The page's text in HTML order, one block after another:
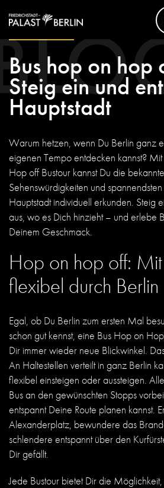
Bus hop on hop
Steig ein und
Hauptstadt
Warum hetzen, wenn Du Berlin ganz
eigenen Tempo entdecken kannst?
Hop off Bustour kannst Du die
Sehenswürdigkeiten und
Hauptstadt individuell erkunden. Steig
aus, wo es Dich hinzieht – und erlebe
Deinem Geschmack.
Hop on hop off:
flexibel durch Berlin
Egal, ob Du Berlin zum ersten Mal
schon gut kennst, eine Bus Hop on
Dir immer wieder neue Blickwinkel.
An Haltestellen verteilt in ganz Berlin
flexibel einsteigen oder aussteigen.
Bus an den gewünschten Stopps
entspannt Deine Route planen kannst.
Alexanderplatz, bewundere das
schlendere entspannt über den
Dir gefällt.
Jede Bustour bietet Dir die